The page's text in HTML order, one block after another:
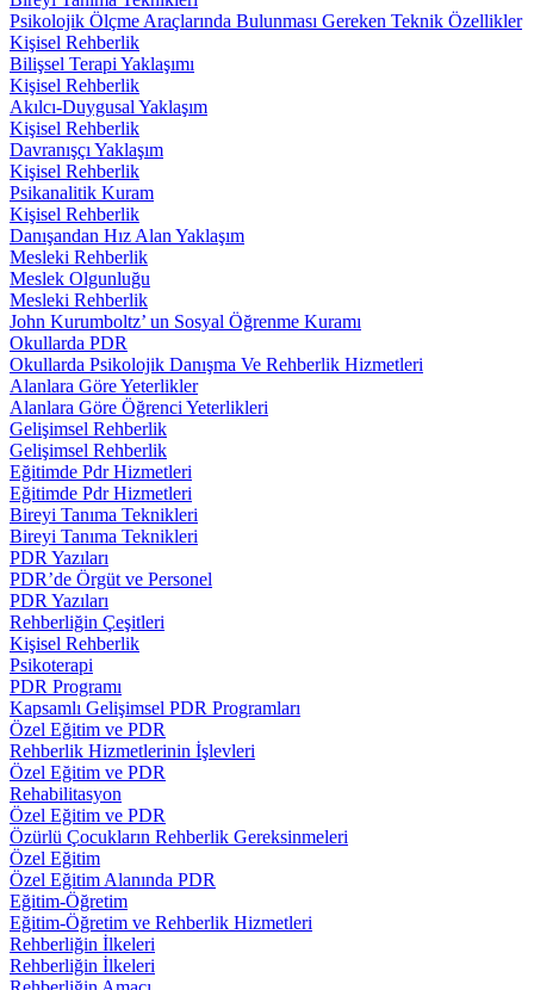
Psikolojik Ölçme Araçlarında Bulunması Gereken Teknik Özellikler
Kişisel Rehberlik
Bilişsel Terapi Yaklaşımı
Kişisel Rehberlik
Akılcı-Duygusal Yaklaşım
Kişisel Rehberlik
Davranışçı Yaklaşım
Kişisel Rehberlik
Psikanalitik Kuram
Kişisel Rehberlik
Danışandan Hız Alan Yaklaşım
Mesleki Rehberlik
Meslek Olgunluğu
Mesleki Rehberlik
John Kurumboltz’ un Sosyal Öğrenme Kuramı
Okullarda PDR
Okullarda Psikolojik Danışma Ve Rehberlik Hizmetleri
Alanlara Göre Yeterlikler
Alanlara Göre Öğrenci Yeterlikleri
Gelişimsel Rehberlik
Gelişimsel Rehberlik
Eğitimde Pdr Hizmetleri
Eğitimde Pdr Hizmetleri
Bireyi Tanıma Teknikleri
Bireyi Tanıma Teknikleri
PDR Yazıları
PDR’de Örgüt ve Personel
PDR Yazıları
Rehberliğin Çeşitleri
Kişisel Rehberlik
Psikoterapi
PDR Programı
Kapsamlı Gelişimsel PDR Programları
Özel Eğitim ve PDR
Rehberlik Hizmetlerinin İşlevleri
Özel Eğitim ve PDR
Rehabilitasyon
Özel Eğitim ve PDR
Özürlü Çocukların Rehberlik Gereksinmeleri
Özel Eğitim
Özel Eğitim Alanında PDR
Eğitim-Öğretim
Eğitim-Öğretim ve Rehberlik Hizmetleri
Rehberliğin İlkeleri
Rehberliğin İlkeleri